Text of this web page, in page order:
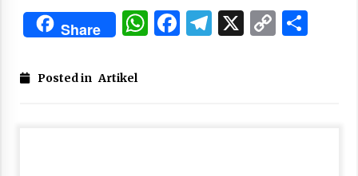
Share WhatsApp
Facebook
Telegram
X Copy
Posted in Artikel